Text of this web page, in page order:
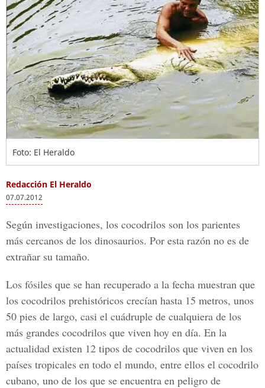
Foto: El Heraldo
Redacción El Heraldo
07.07.2012
Según investigaciones, los cocodrilos son los parientes
más cercanos de los dinosaurios. Por esta razón no es de
extrañar su tamaño.
Los fósiles que se han recuperado a la fecha muestran que
los cocodrilos prehistóricos crecían hasta 15 metros, unos
50 pies de largo, casi el cuádruple de cualquiera de los
más grandes cocodrilos que viven hoy en día. En la
actualidad existen 12 tipos de cocodrilos que viven en los
países tropicales en todo el mundo, entre ellos el cocodrilo
cubano, uno de los que se encuentra en peligro de